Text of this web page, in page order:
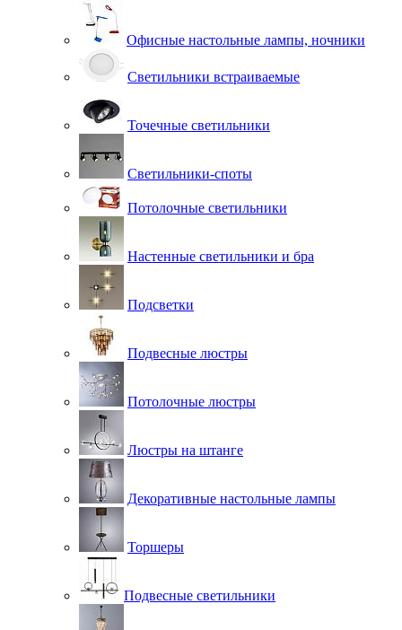
Офисные настольные лампы, ночники
Светильники встраиваемые
Точечные светильники
Светильники-споты
Потолочные светильники
Настенные светильники и бра
Подсветки
Подвесные люстры
Потолочные люстры
Люстры на штанге
Декоративные настольные лампы
Торшеры
Подвесные светильники